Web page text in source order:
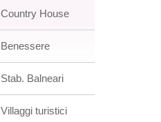
Country House
Benessere
Stab. Balneari
Villaggi turistici